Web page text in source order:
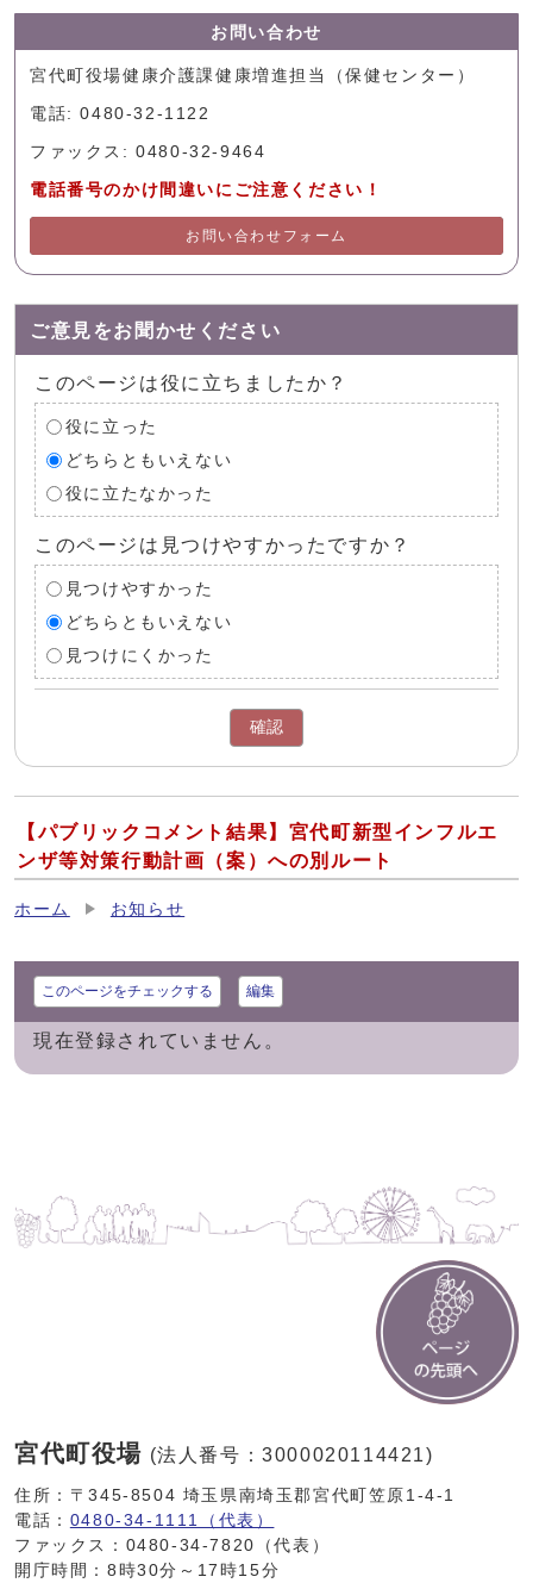
お問い合わせ
宮代町役場健康介護課健康増進担当（保健センター）
電話: 0480-32-1122
ファックス: 0480-32-9464
電話番号のかけ間違いにご注意ください！
お問い合わせフォーム
ご意見をお聞かせください
このページは役に立ちましたか？
役に立った
どちらともいえない
役に立たなかった
このページは見つけやすかったですか？
見つけやすかった
どちらともいえない
見つけにくかった
確認
【パブリックコメント結果】宮代町新型インフルエ
ンザ等対策行動計画（案）への別ルート
ホーム お知らせ
このページをチェックする 編集
現在登録されていません。
宮代町役場 (法人番号：3000020114421)
住所：〒345-8504 埼玉県南埼玉郡宮代町笠原1-4-1
電話： 0480-34-1111（代表）
ファックス：0480-34-7820（代表）
開庁時間：8時30分～17時15分